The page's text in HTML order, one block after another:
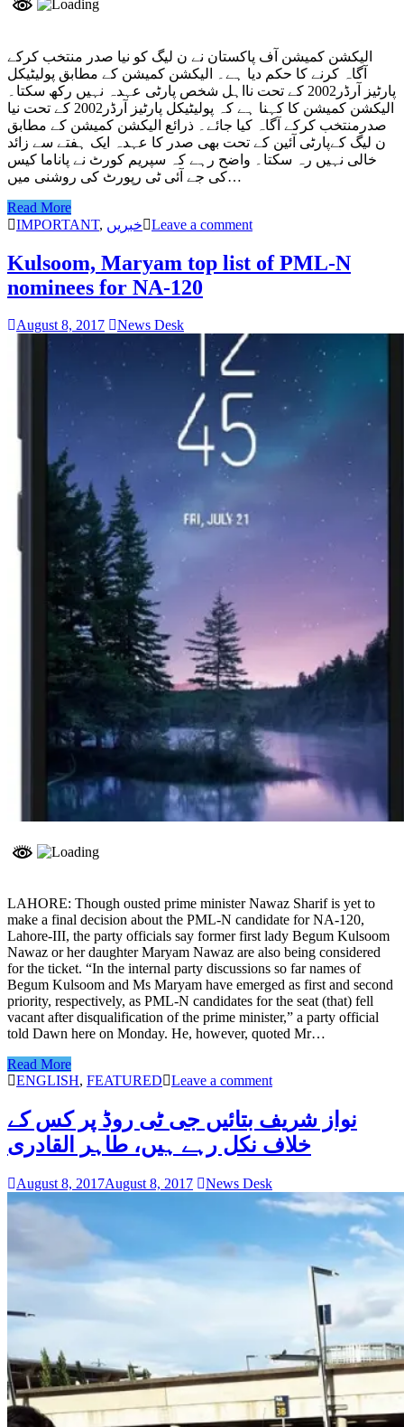
الیکشن کمیشن آف پاکستان نے ن لیگ کو نیا صدر منتخب کرکے
آگاہ کرنے کا حکم دیا ہے۔ الیکشن کمیشن کے مطابق پولیٹیکل
پارٹیز آرڈر2002 کے تحت نااہل شخص پارٹی عہدہ نہیں رکھ سکتا۔
الیکشن کمیشن کا کہنا ہے کہ پولیٹیکل پارٹیز آرڈر2002 کے تحت نیا
صدرمنتخب کرکے آگاہ کیا جائے۔ ذرائع الیکشن کمیشن کے مطابق
ن لیگ کےپارٹی آئین کے تحت بھی صدر کا عہدہ ایک ہفتے سے زائد
خالی نہیں رہ سکتا۔ واضح رہے کہ سپریم کورٹ نے پاناما کیس
کی جے آئی ٹی رپورٹ کی روشنی میں…
Read More
IMPORTANT, خبریں Leave a comment
Kulsoom, Maryam top list of PML-N
nominees for NA-120
August 8, 2017 News Desk
LAHORE: Though ousted prime minister Nawaz Sharif is yet to
make a final decision about the PML-N candidate for NA-120,
Lahore-III, the party officials say former first lady Begum Kulsoom
Nawaz or her daughter Maryam Nawaz are also being considered
for the ticket. “In the internal party discussions so far names of
Begum Kulsoom and Ms Maryam have emerged as first and second
priority, respectively, as PML-N candidates for the seat (that) fell
vacant after disqualification of the prime minister,” a party official
told Dawn here on Monday. He, however, quoted Mr…
Read More
ENGLISH, FEATURED Leave a comment
نواز شریف بتائیں جی ٹی روڈ پر کس کے
خلاف نکل رہے ہیں، طاہر القادری
August 8, 2017August 8, 2017 News Desk